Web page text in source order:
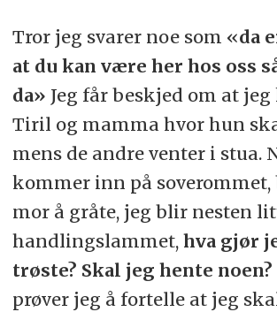
Tror jeg svarer noe som «da
at du kan være her hos oss
da» Jeg får beskjed om at
Tiril og mamma hvor hun
mens de andre venter i stua.
kommer inn på
mor å gråte, jeg blir nesten
handlingslammet,hva gjør
trøste? Skal jeg hente noen?
prøver jeg å fortelle at jeg